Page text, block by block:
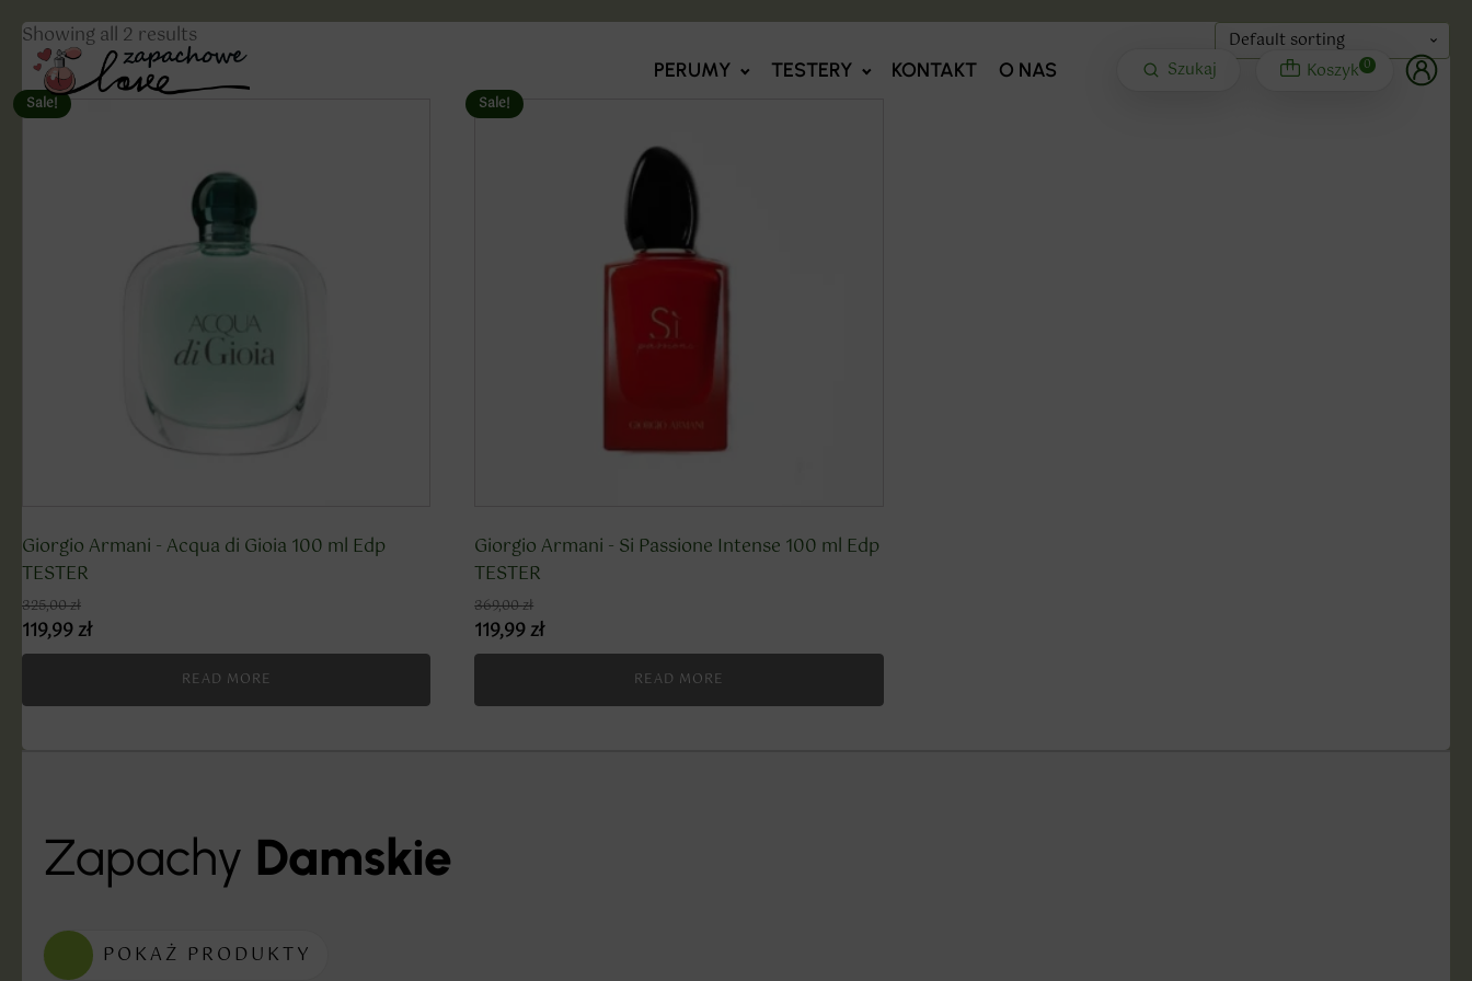
PERUMY TESTERY KONTAKT O NAS Szukaj Koszyk 0
Showing all 2 results
Sale!
Giorgio Armani - Acqua di Gioia 100 ml Edp
TESTER
325,00zł
119,99zł
READ MORE
Sale!
Giorgio Armani - Si Passione Intense 100 ml Edp
TESTER
369,00zł
119,99zł
READ MORE
Zapachy Damskie
POKAŻ PRODUKTY